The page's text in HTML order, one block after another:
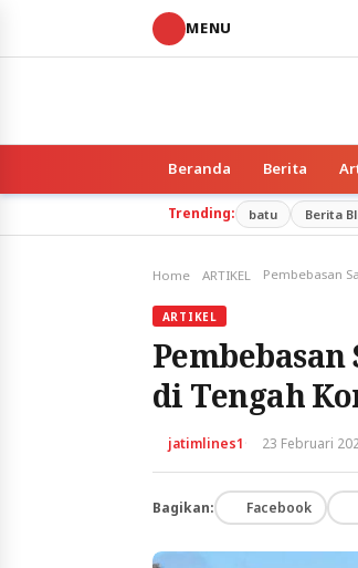
MENU
Beranda Berita
Trending: batu Berita
Home ARTIKEL
ARTIKEL
di Tengah
jatimlines1· 23 Februari
Bagikan: Facebook